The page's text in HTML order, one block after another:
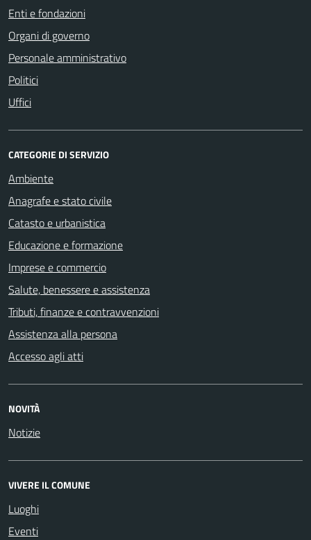
Enti e fondazioni
Organi di governo
Personale amministrativo
Politici
Uffici
CATEGORIE DI SERVIZIO
Ambiente
Anagrafe e stato civile
Catasto e urbanistica
Educazione e formazione
Imprese e commercio
Salute, benessere e assistenza
Tributi, finanze e contravvenzioni
Assistenza alla persona
Accesso agli atti
NOVITÀ
Notizie
VIVERE IL COMUNE
Luoghi
Eventi